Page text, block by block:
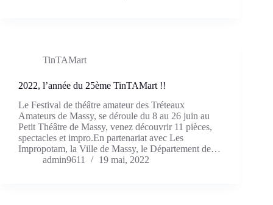
TinTAMart
2022, l’année du 25ème TinTAMart !!
Le Festival de théâtre amateur des Tréteaux
Amateurs de Massy, se déroule du 8 au 26 juin au
Petit Théâtre de Massy, venez découvrir 11 pièces,
spectacles et impro.En partenariat avec Les
Impropotam, la Ville de Massy, le Département de…
admin9611
19 mai, 2022